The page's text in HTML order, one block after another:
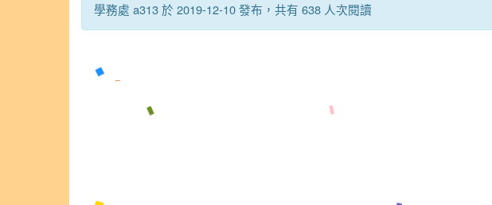
學務處 a313 於 2019-12-10 發布，共有 638 人次閱讀